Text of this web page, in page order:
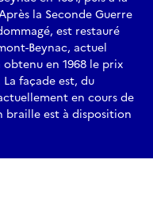
la Seconde Guerre
est restauré
Beynac, actuel
en 1968 le prix
façade est, du
en cours de
braille est à disposition